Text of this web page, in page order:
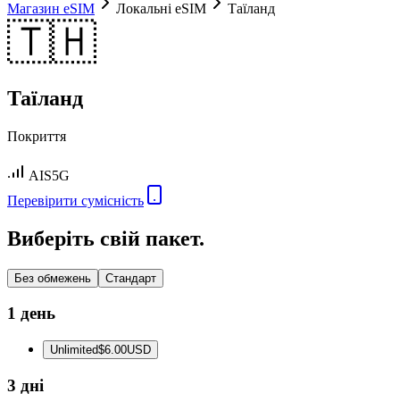
Магазин eSIM Локальні eSIM Таїланд
🇹🇭
Таїланд
Покриття
AIS5G
Перевірити сумісність
Виберіть свій пакет.
Без обмежень Стандарт
1 день
Unlimited$6.00USD
3 дні